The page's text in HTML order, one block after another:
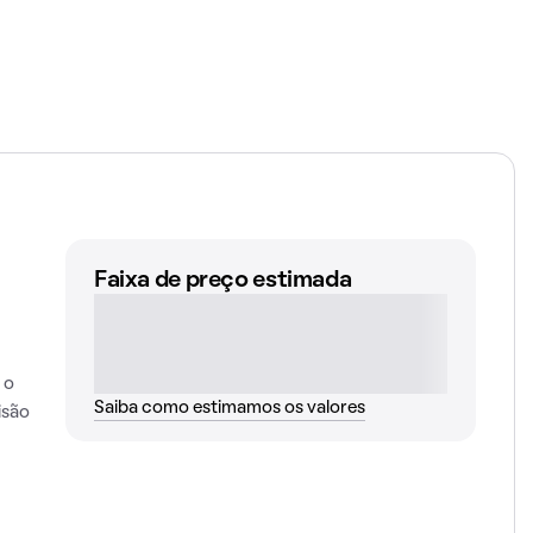
o
Faixa de preço estimada
Saiba como estimamos os valores